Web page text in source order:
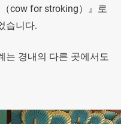
cow for stroking）』로
습니다.
는 경내의 다른 곳에서도